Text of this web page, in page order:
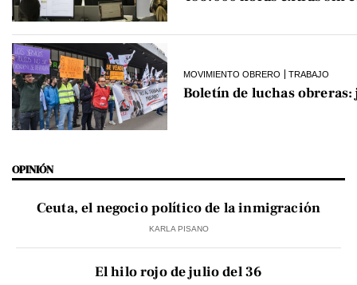
MOVIMIENTO OBRERO TRABAJO
Boletín de luchas
OPINIÓN
Ceuta, el negocio político de la inmigración
KARLA PISANO
El hilo rojo de julio del 36